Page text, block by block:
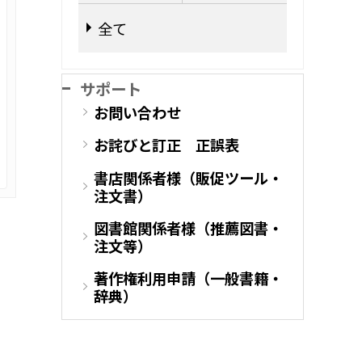
全て
サポート
お問い合わせ
お詫びと訂正 正誤表
書店関係者様（販促ツール・
注文書）
図書館関係者様（推薦図書・
注文等）
著作権利用申請（一般書籍・
辞典）